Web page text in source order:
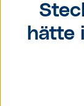
hätte